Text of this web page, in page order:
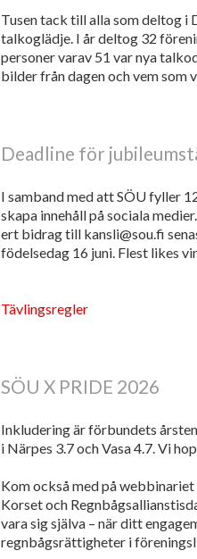
Tusen tack till alla som deltog i
talkoglädje. I år deltog 32
personer varav 51 var nya
bilder från dagen och vem som
Deadline för
I samband med att SÖU fyller
skapa innehåll på sociala
ert bidrag till kansli@sou.fi
födelsedag 16 juni. Flest likes
Tävlingsregler
SÖU X PRIDE 2026
Inkludering är förbundets
i Närpes 3.7 och Vasa 4.7. Vi
Kom också med på
Korset och
vara sig själva – när ditt
regnbågsrättigheter i